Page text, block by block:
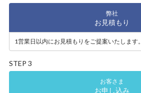
弊社
お見積もり
1営業日以内にお見積もりを ご提案いたします。
STEP 3
お客さま
お申し込み